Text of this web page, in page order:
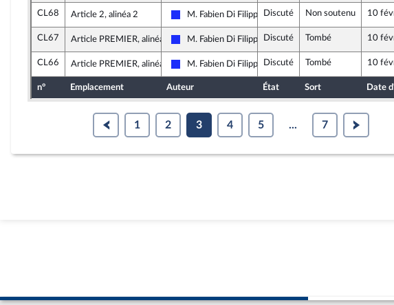
CL68 Article 2, alinéa 2
Les Républicains
M. Fabien Di Filippo Discuté Non soutenu 10
CL67 Article PREMIER, alinéa 2
Les Républicains
M. Fabien Di Filippo Discuté Tombé 10
CL66 Article PREMIER, alinéa 2
Les Républicains
M. Fabien Di Filippo Discuté Tombé 10
n° Emplacement Auteur État Sort Date
1 2 3 4 5 ... 7